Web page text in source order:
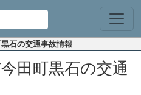
石の交通事故情報
田町黒石の交通